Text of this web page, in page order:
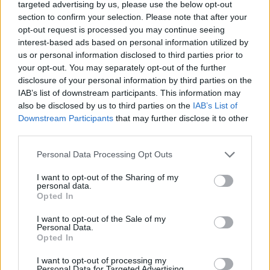
targeted advertising by us, please use the below opt-out
section to confirm your selection. Please note that after your
opt-out request is processed you may continue seeing
interest-based ads based on personal information utilized by
us or personal information disclosed to third parties prior to
your opt-out. You may separately opt-out of the further
disclosure of your personal information by third parties on the
IAB’s list of downstream participants. This information may
also be disclosed by us to third parties on the IAB’s List of
Downstream Participants that may further disclose it to other
Personal Data Processing Opt Outs
I want to opt-out of the Sharing of my
personal data.
Opted In
I want to opt-out of the Sale of my
Personal Data.
Opted In
I want to opt-out of processing my
BITAMINH ΓΡΙΠΗ
ΠΕΡΙΣΣΟΤΕΡΑ ΣΤΗΝ ΙΔΙΑ ΚΑΤΗΓΟΡΙΑ
Μετά το πρώτο lockdown οι νέοι το
στηρίζονται πια στην τρισδιάστατη